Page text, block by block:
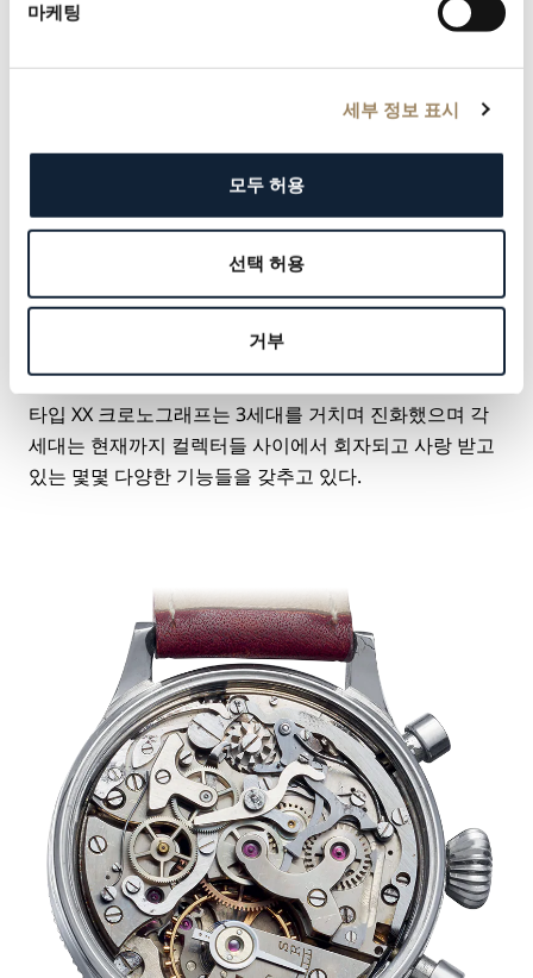
마케팅
세부 정보 표시
모두 허용
선택 허용
거부
입 XX로 지칭된 점을 주목하자.
타입 XX는 상징적 기능인 플라이백 크로노그래프를 탑재
한 파일럿 워치로 소개되었다. 플라이백 기능은 하단에
있는 푸시버튼을 눌러 크로노그래프 기능을 원점으로 되
을 더욱 단순하게 해준 동시에 일련의 연속된 시간을 기
록할 수 있었다.
타입 XX 크로노그래프는 3세대를 거치며 진화했으며 각
세대는 현재까지 컬렉터들 사이에서 회자되고 사랑 받고
있는 몇몇 다양한 기능들을 갖추고 있다.